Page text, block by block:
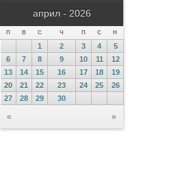
април - 2026
П В С Ч П С Н
« »
1 2 3 4
5
6
7 8 9 10 11
12
13
14 15 16 17 18
19
20
21 22 23 24 25
26
27
28 29 30